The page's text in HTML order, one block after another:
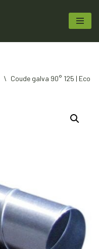
\ Coude galva 90° 125 | Eco